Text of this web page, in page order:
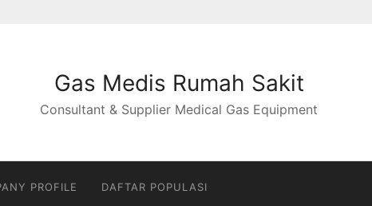
Gas Medis Rumah Sakit
Consultant & Supplier Medical Gas Equipment
PROFILE DAFTAR POPULASI